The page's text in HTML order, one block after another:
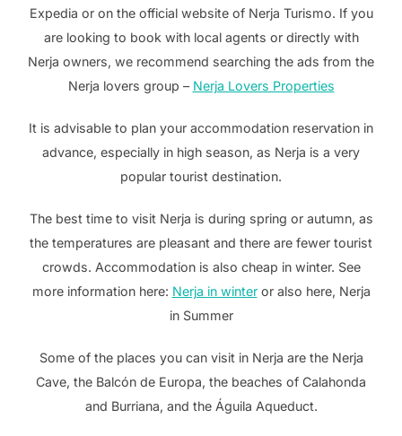
Expedia or on the official website of Nerja Turismo. If you
are looking to book with local agents or directly with
Nerja owners, we recommend searching the ads from the
Nerja lovers group – Nerja Lovers Properties
It is advisable to plan your accommodation reservation in
advance, especially in high season, as Nerja is a very
popular tourist destination.
The best time to visit Nerja is during spring or autumn, as
the temperatures are pleasant and there are fewer tourist
crowds. Accommodation is also cheap in winter. See
more information here: Nerja in winteror also here, Nerja
in Summer
Some of the places you can visit in Nerja are the Nerja
Cave, the Balcón de Europa, the beaches of Calahonda
and Burriana, and the Águila Aqueduct.